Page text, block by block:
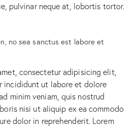
pulvinar neque at, lobortis tortor.
no sea sanctus est labore et
consectetur adipisicing elit,
incididunt ut labore et dolore
minim veniam, quis nostrud
nisi ut aliquip ex ea commodo
dolor in reprehenderit. Lorem